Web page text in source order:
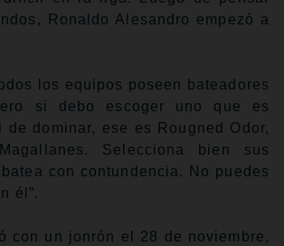
Ronaldo Alesandro empezó a
los equipos poseen bateadores
si debo escoger uno que es
de dominar, ese es Rougned Odor,
Selecciona bien sus
con contundencia. No puedes
él”.
con un jonrón el 28 de noviembre,